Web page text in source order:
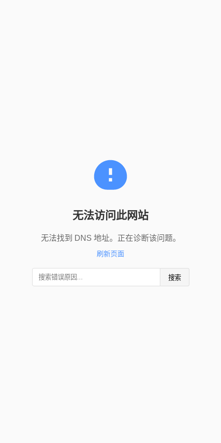
无法访问此网站
无法找到 DNS 地址。正在诊断该问题。
刷新页面
搜索